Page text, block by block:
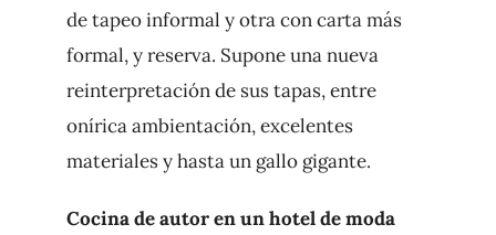
de tapeo informal y otra con carta más
formal, y reserva. Supone una nueva
reinterpretación de sus tapas, entre
onírica ambientación, excelentes
materiales y hasta un gallo gigante.
Cocina de autor en un hotel de moda